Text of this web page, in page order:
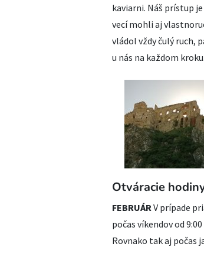
kaviarni. Náš prístup
vecí mohli aj
vládol vždy čulý ruch,
u nás na každom
Otváracie
FEBRUÁRV prípade
počas víkendov od 9:00
Rovnako tak aj počas